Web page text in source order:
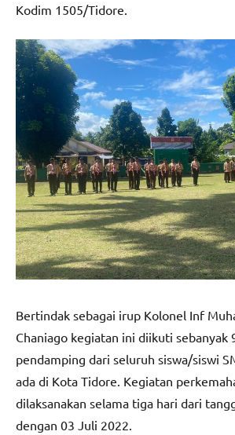
Kodim 1505/Tidore.
Bertindak sebagai irup Kolonel Inf
Chaniago kegiatan ini diikuti sebanyak
pendamping dari seluruh siswa/siswi
ada di Kota Tidore. Kegiatan
dilaksanakan selama tiga hari dari
dengan 03 Juli 2022.